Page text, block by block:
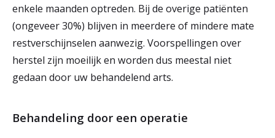
enkele maanden optreden. Bij de overige patiënten
(ongeveer 30%) blijven in meerdere of mindere mate
restverschijnselen aanwezig. Voorspellingen over
herstel zijn moeilijk en worden dus meestal niet
gedaan door uw behandelend arts.
Behandeling door een operatie